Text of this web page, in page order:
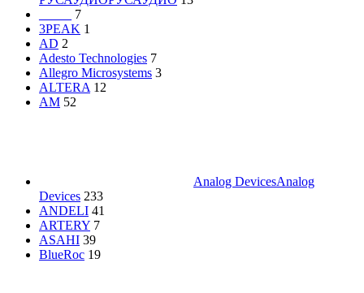
7
3PEAK 1
AD 2
Adesto Technologies 7
Allegro Microsystems 3
ALTERA 12
AM 52
Analog DevicesAnalog
Devices 233
ANDELI 41
ARTERY 7
ASAHI 39
BlueRoc 19